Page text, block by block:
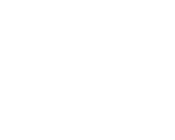
von der Pflicht,
zu
Antrag muss
und begründet darlegen,
Geldwäschebeauftragten
genannten
eingehalten werden.
Antragsberechtigung